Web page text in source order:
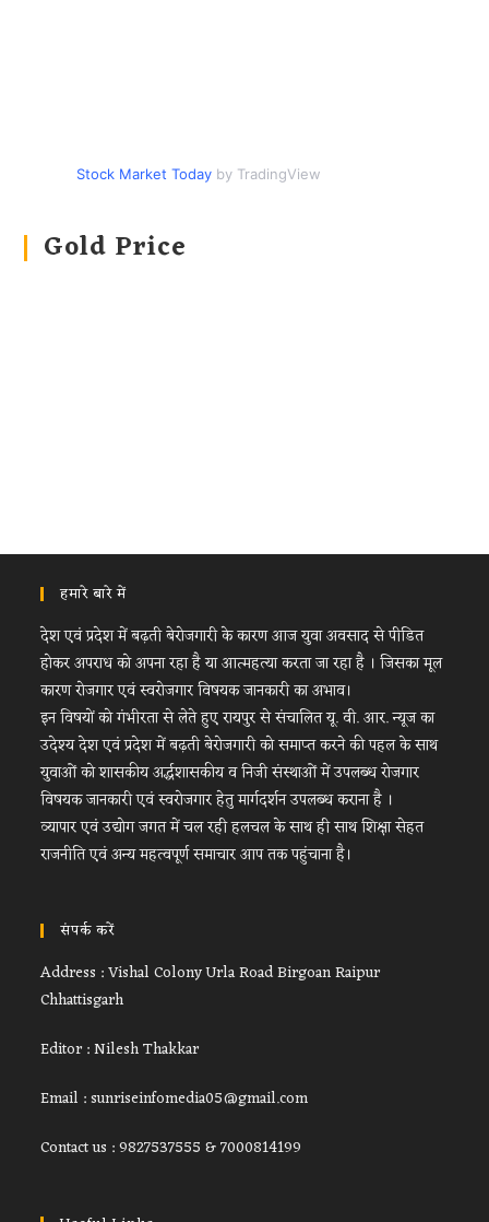
Stock Market Today by TradingView
Gold Price
हमारे बारे में
देश एवं प्रदेश में बढ़ती बेरोजगारी के कारण आज युवा अवसाद से पीडित
होकर अपराध को अपना रहा है या आत्महत्या करता जा रहा है । जिसका मूल
कारण रोजगार एवं स्वरोजगार विषयक जानकारी का अभाव।
इन विषयों को गंभीरता से लेते हुए रायपुर से संचालित यू. वी. आर. न्यूज का
उदेश्य देश एवं प्रदेश में बढ़ती बेरोजगारी को समाप्त करने की पहल के साथ
युवाओं को शासकीय अर्द्धशासकीय व निजी संस्थाओं में उपलब्ध रोजगार
विषयक जानकारी एवं स्वरोजगार हेतु मार्गदर्शन उपलब्ध कराना है ।
व्यापार एवं उद्योग जगत में चल रही हलचल के साथ ही साथ शिक्षा सेहत
राजनीति एवं अन्य महत्वपूर्ण समाचार आप तक पहुंचाना है।
संपर्क करें
Address : Vishal Colony Urla Road Birgoan Raipur
Chhattisgarh
Editor : Nilesh Thakkar
Email : sunriseinfomedia05@gmail.com
Contact us : 9827537555 & 7000814199